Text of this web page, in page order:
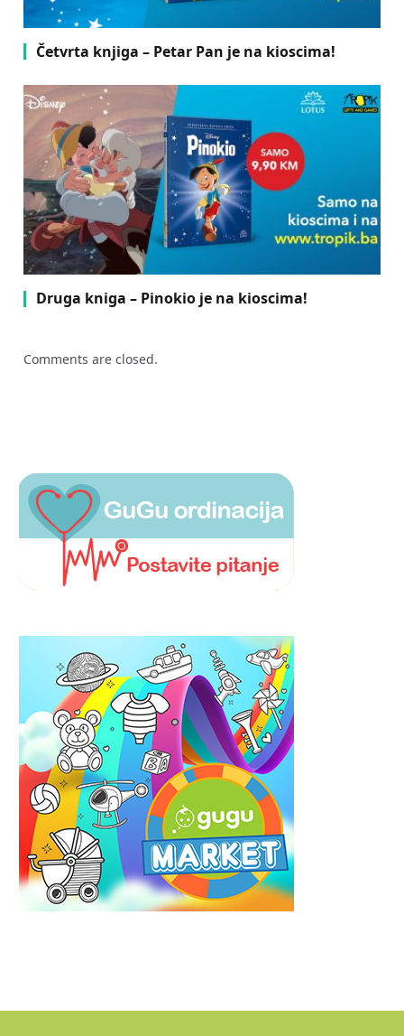
Četvrta knjiga – Petar Pan je na kioscima!
Druga kniga – Pinokio je na kioscima!
Comments are closed.